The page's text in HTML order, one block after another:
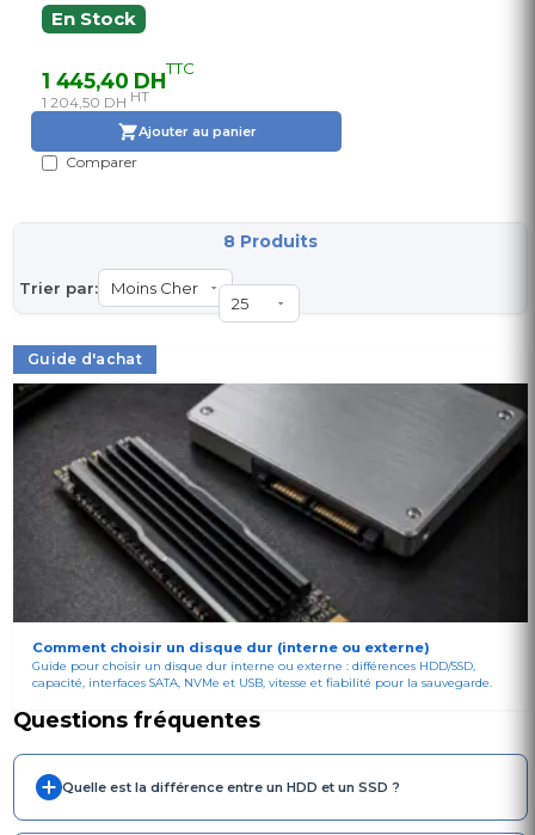
En Stock
1 445,40 DHTTC
1 204,50 DH HT
Ajouter au panier
Comparer
Trier par:
8 Produits
Guide d'achat
Comment choisir un disque dur (interne ou externe)
Guide pour choisir un disque dur interne ou externe : différences HDD/SSD,
capacité, interfaces SATA, NVMe et USB, vitesse et fiabilité pour la sauvegarde.
Questions fréquentes
Quelle est la différence entre un HDD et un SSD ?